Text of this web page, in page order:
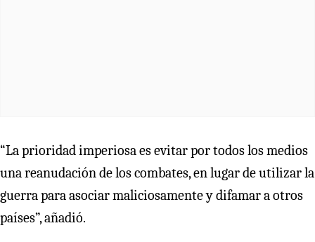
“La prioridad imperiosa es evitar por todos los medios
una reanudación de los combates, en lugar de utilizar la
guerra para asociar maliciosamente y difamar a otros
países”, añadió.